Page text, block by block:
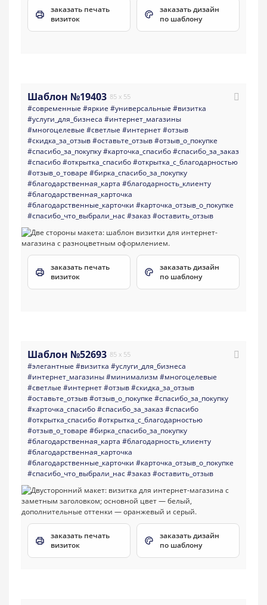
заказать печать
визиток
заказать дизайн
по шаблону
Шаблон №19403 85 x 55
#современные #яркие #универсальные #визитка
#услуги_для_бизнеса #интернет_магазины
#многоцелевые #светлые #интернет#отзыв
#скидка_за_отзыв#оставьте_отзыв#отзыв_о_покупке
#спасибо_за_покупку#карточка_спасибо#спасибо_за_заказ
#спасибо#открытка_спасибо#открытка_с_благодарностью
#отзыв_о_товаре #бирка_спасибо_за_покупку
#благодарственная_карта #благодарность_клиенту
#благодарственная_карточка
#благодарственные_карточки #карточка_отзыв_о_покупке
#спасибо_что_выбрали_нас#заказ#оставить_отзыв
заказать печать
визиток
заказать дизайн
по шаблону
Шаблон №52693 85 x 55
#элегантные #визитка #услуги_для_бизнеса
#интернет_магазины#минимализм #многоцелевые
#светлые #интернет#отзыв#скидка_за_отзыв
#оставьте_отзыв#отзыв_о_покупке #спасибо_за_покупку
#карточка_спасибо#спасибо_за_заказ#спасибо
#открытка_спасибо#открытка_с_благодарностью
#отзыв_о_товаре #бирка_спасибо_за_покупку
#благодарственная_карта #благодарность_клиенту
#благодарственная_карточка
#благодарственные_карточки #карточка_отзыв_о_покупке
#спасибо_что_выбрали_нас#заказ#оставить_отзыв
заказать печать
визиток
заказать дизайн
по шаблону